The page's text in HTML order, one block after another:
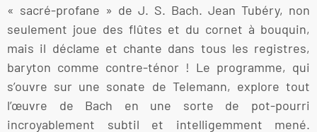
« sacré-profane » de J. S. Bach. Jean Tubéry, non
seulement joue des flûtes et du cornet à bouquin,
mais il déclame et chante dans tous les registres,
baryton comme contre-ténor ! Le programme, qui
s’ouvre sur une sonate de Telemann, explore tout
l’œuvre de Bach en une sorte de pot-pourri
incroyablement subtil et intelligemment mené.